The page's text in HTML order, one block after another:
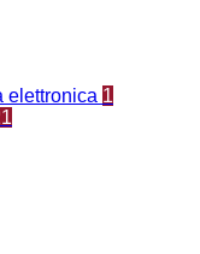
elettronica 1